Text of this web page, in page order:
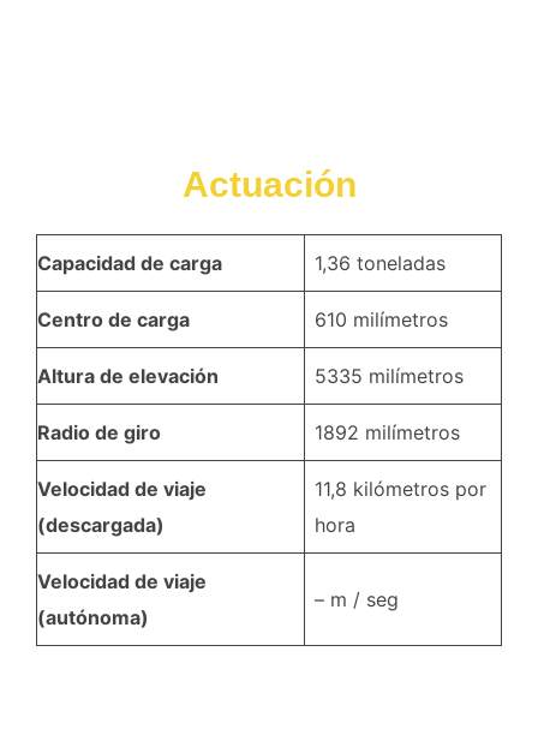
Actuación
Capacidad de carga 1,36 toneladas
Centro de carga 610 milímetros
Altura de elevación 5335 milímetros
Radio de giro 1892 milímetros
Velocidad de viaje
(descargada)
11,8 kilómetros por
hora
Velocidad de viaje
(autónoma)
– m / seg